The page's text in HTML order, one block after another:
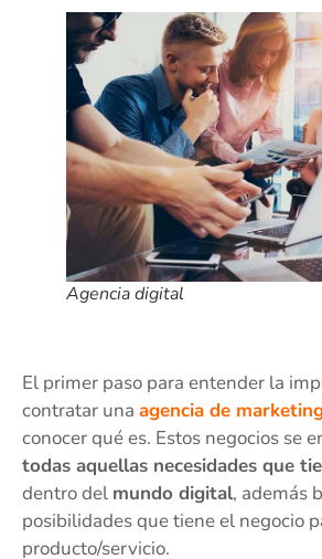
Agencia digital
El primer paso para entender la
contratar una agencia de
conocer qué es. Estos negocios se
todas aquellas necesidades que
dentro del mundo digital, además
posibilidades que tiene el negocio
producto/servicio.